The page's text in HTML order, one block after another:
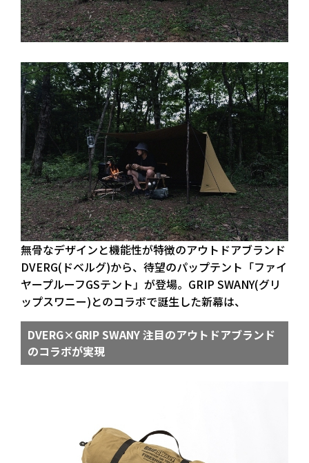
無骨なデザインと機能性が特徴のアウトドアブランド
DVERG(ドベルグ)から、待望のパップテント「ファイ
ヤープルーフGSテント」が登場。GRIP SWANY(グリ
ップスワニー)とのコラボで誕生した新幕は、
DVERG×GRIP SWANY 注目のアウトドアブランド
のコラボが実現